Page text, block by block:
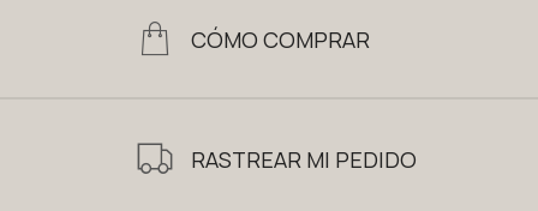
CÓMO COMPRAR
RASTREAR MI PEDIDO